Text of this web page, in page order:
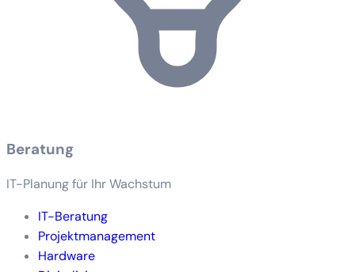
Beratung
IT-Planung für Ihr Wachstum
IT-Beratung
Projektmanagement
Hardware